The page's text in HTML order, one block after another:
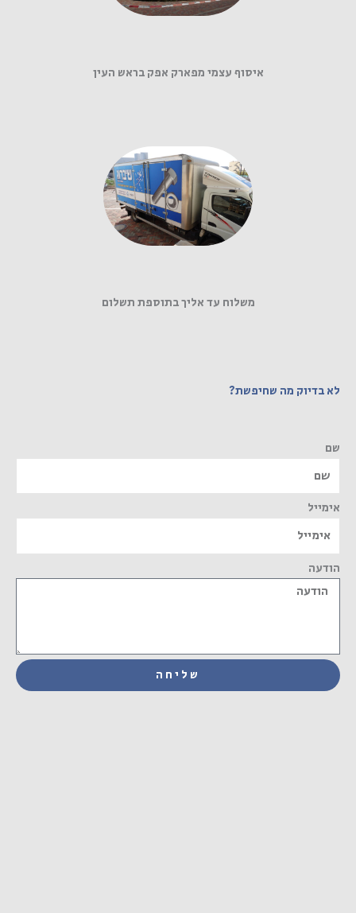
איסוף עצמי מפארק אפק בראש העין
משלוח עד אליך בתוספת תשלום
לא בדיוק מה שחיפשת?
שם
אימייל
הודעה
שליחה